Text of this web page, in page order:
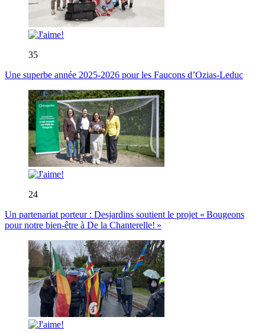
35
Une superbe année 2025-2026 pour les Faucons d’Ozias-Leduc
24
Un partenariat porteur : Desjardins soutient le projet « Bougeons
pour notre bien-être à De la Chanterelle! »